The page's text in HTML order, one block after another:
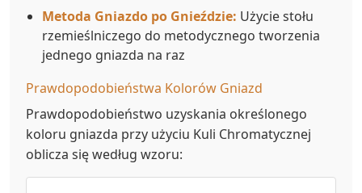
Metoda Gniazdo po Gnieździe: Użycie stołu
rzemieślniczego do metodycznego tworzenia
jednego gniazda na raz
Prawdopodobieństwa Kolorów Gniazd
Prawdopodobieństwo uzyskania określonego
koloru gniazda przy użyciu Kuli Chromatycznej
oblicza się według wzoru: